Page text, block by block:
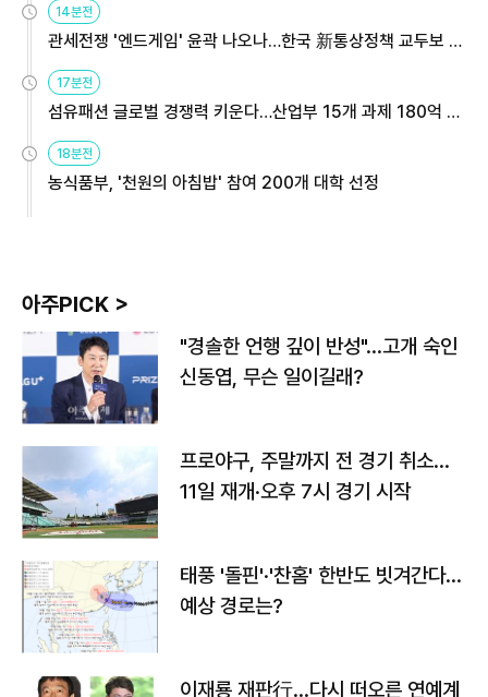
14분전
관세전쟁 '엔드게임' 윤곽 나오나…한국 新통상정책 교두보 활
17분전
섬유패션 글로벌 경쟁력 키운다…산업부 15개 과제 180억 지
18분전
농식품부, '천원의 아침밥' 참여 200개 대학 선정
아주PICK >
"경솔한 언행 깊이 반성"…고개 숙인
신동엽, 무슨 일이길래?
프로야구, 주말까지 전 경기 취소…
11일 재개·오후 7시 경기 시작
태풍 '돌핀'·'찬홈' 한반도 빗겨간다…
예상 경로는?
이재룡 재판行…다시 떠오른 연예계